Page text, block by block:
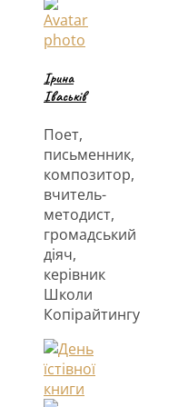
Ірина
Іваськів
Поет,
письменник,
композитор,
вчитель-
методист,
громадський
діяч,
керівник
Школи
Копірайтингу